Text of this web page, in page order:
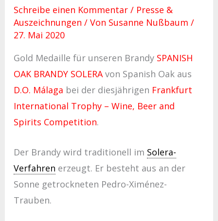
Schreibe einen Kommentar / Presse &
Auszeichnungen / Von Susanne Nußbaum /
27. Mai 2020
Gold Medaille für unseren Brandy SPANISH
OAK BRANDY SOLERAvon Spanish Oak aus
D.O. Málaga bei der diesjährigen Frankfurt
International Trophy – Wine, Beer and
Spirits Competition.
Der Brandy wird traditionell im Solera-
Verfahren erzeugt. Er besteht aus an der
Sonne getrockneten Pedro-Ximénez-
Trauben.